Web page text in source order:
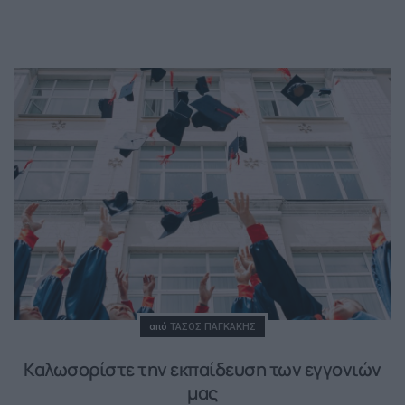
Posted
από ΤΆΣΟΣ ΠΑΓΚΆΚΗΣ
Καλωσορίστε την εκπαίδευση των εγγονιών
μας